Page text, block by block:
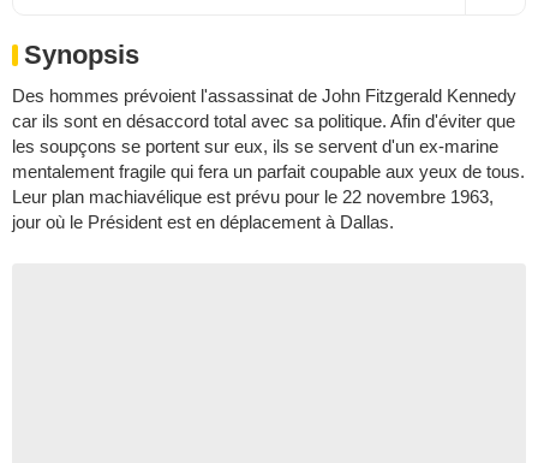
Synopsis
Des hommes prévoient l'assassinat de John Fitzgerald Kennedy
car ils sont en désaccord total avec sa politique. Afin d'éviter que
les soupçons se portent sur eux, ils se servent d'un ex-marine
mentalement fragile qui fera un parfait coupable aux yeux de tous.
Leur plan machiavélique est prévu pour le 22 novembre 1963,
jour où le Président est en déplacement à Dallas.